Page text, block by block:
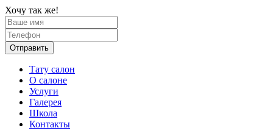
Хочу так же!
Отправить
Тату салон
О салоне
Услуги
Галерея
Школа
Контакты